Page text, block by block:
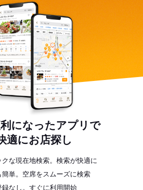
になったアプリで
適にお店探し
クな現在地検索。検索が快適に
簡単。空席をスムーズに検索
録なし。すぐに利用開始